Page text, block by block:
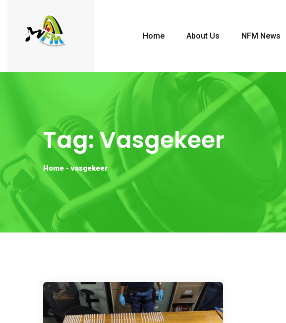
Home About Us NFM News
Tag:Vasgekeer
Home -vasgekeer